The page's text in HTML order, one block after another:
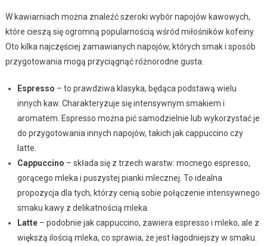
W kawiarniach można znaleźć szeroki wybór napojów kawowych,
które cieszą się ogromną popularnością wśród miłośników kofeiny.
Oto kilka najczęściej zamawianych napojów, których smak i sposób
przygotowania mogą przyciągnąć różnorodne gusta.
Espresso – to prawdziwa klasyka, będąca podstawą wielu
innych kaw. Charakteryzuje się intensywnym smakiem i
aromatem. Espresso można pić samodzielnie lub wykorzystać je
do przygotowania innych napojów, takich jak cappuccino czy
latte.
Cappuccino – składa się z trzech warstw: mocnego espresso,
gorącego mleka i puszystej pianki mlecznej. To idealna
propozycja dla tych, którzy cenią sobie połączenie intensywnego
smaku kawy z delikatnością mleka.
Latte– podobnie jak cappuccino, zawiera espresso i mleko, ale z
większą ilością mleka, co sprawia, że jest łagodniejszy w smaku.